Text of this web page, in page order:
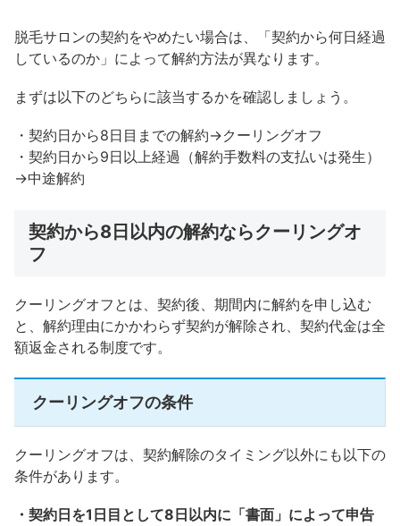
脱毛サロンの契約をやめたい場合は、「契約から何日経過
しているのか」によって解約方法が異なります。
まずは以下のどちらに該当するかを確認しましょう。
・契約日から8日目までの解約→クーリングオフ
・契約日から9日以上経過（解約手数料の支払いは発生）
→中途解約
契約から8日以内の解約ならクーリングオ
フ
クーリングオフとは、契約後、期間内に解約を申し込む
と、解約理由にかかわらず契約が解除され、契約代金は全
額返金される制度です。
クーリングオフの条件
クーリングオフは、契約解除のタイミング以外にも以下の
条件があります。
・契約日を1日目として8日以内に「書面」によって申告